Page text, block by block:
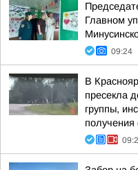
Главном
09:24
В
пресекла
группы,
получения